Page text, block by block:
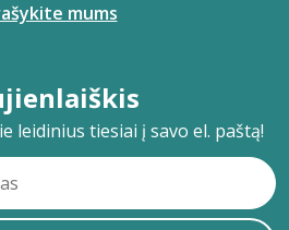
mums
leidinius tiesiai į savo el. paštą!